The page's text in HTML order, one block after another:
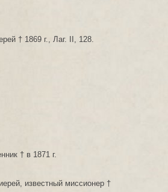
† 1869 г., Лаг. II, 128.
† в 1871 г.
известный миссионер †